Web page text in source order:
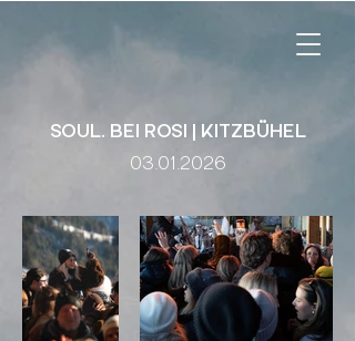
SOUL. BEI ROSI | KITZBÜHEL
03.01.2026